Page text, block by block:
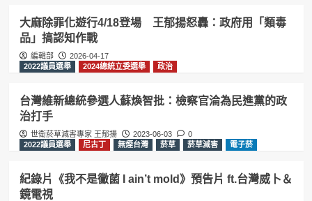
大麻除罪化遊行4/18登場 王郁揚怒轟：政府用「類毒
品」搞認知作戰
編輯部
2026-04-17
2022議員選舉
2024總統立委選舉 政治
台灣維新總統參選人蘇煥智批：檢察官淪為民進黨的政
治打手
世衛菸草減害專家 王郁揚 2023-06-03
0
2022議員選舉
尼古丁 無煙台灣 菸草 菸草減害 電子菸
紀錄片《我不是黴菌 I ain’t mold》預告片 ft.台灣威卜＆
鏡電視